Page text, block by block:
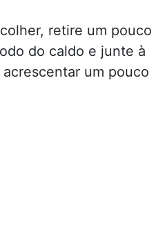
retire um pouco
do caldo e junte à
um pouco